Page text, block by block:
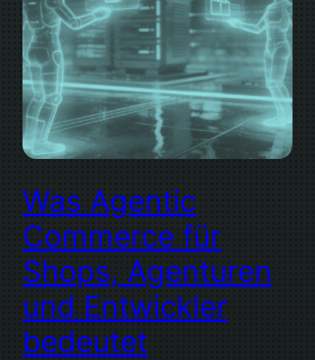
Was Agentic
Commerce für
Shops, Agenturen
und Entwickler
bedeutet